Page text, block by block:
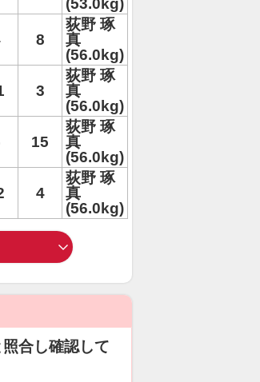
(53.0kg)
8
荻野 琢
真
(56.0kg)
3
荻野 琢
真
(56.0kg)
15
荻野 琢
真
(56.0kg)
4
荻野 琢
真
(56.0kg)
合し確認して